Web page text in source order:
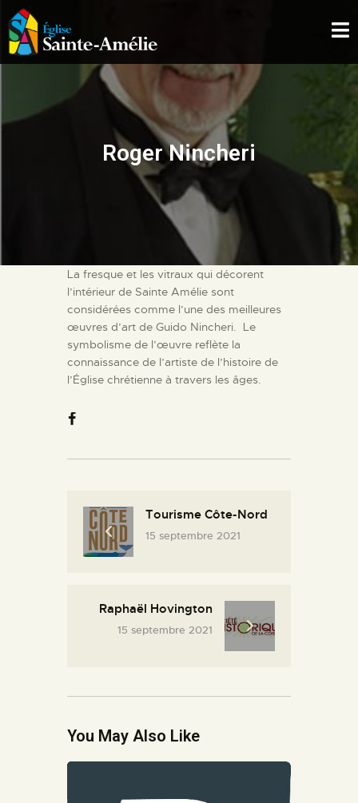
Roger Nincheri
ÉGLISE SAINTE-AMÉLIE
ACCUEIL
À PROPOS
L’EXPÉRIENCE
LES COLLECTIONS
NOS SERVICES
NOUS JOINDRE
NOUS SOUTENIR
La fresque et les vitraux qui décorent
l’intérieur de Sainte Amélie sont
considérées comme l’une des meilleures
œuvres d’art de Guido Nincheri. Le
symbolisme de l’œuvre reflète la
connaissance de l’artiste de l’histoire de
l’Église chrétienne à travers les âges.
Tourisme Côte-Nord
15 septembre 2021
Raphaël Hovington
15 septembre 2021
You May Also Like